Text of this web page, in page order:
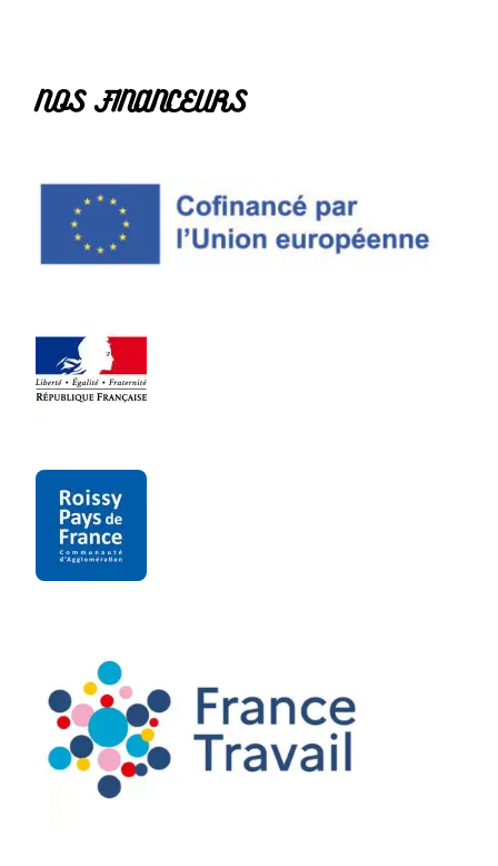
NOS FINANCEURS